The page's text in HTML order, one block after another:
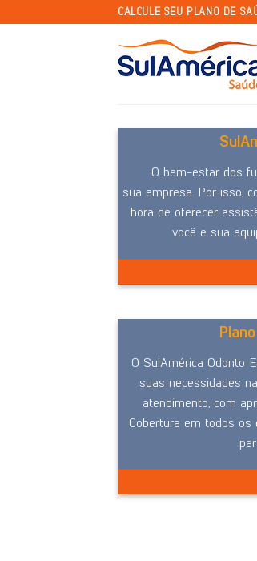
to
CALCULE SEU PLANO DE
O bem-estar dos
sua empresa. Por isso,
hora de oferecer
você e sua
O SulAmérica Odonto
suas necessidades
atendimento, com
Cobertura em todos os